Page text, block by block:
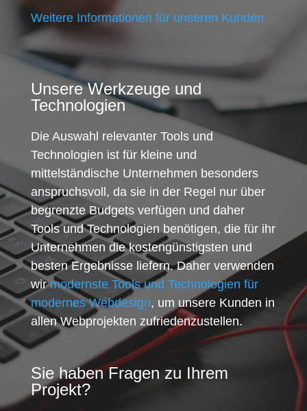
Weitere Informationen für unseren Kunden
Unsere Werkzeuge und
Technologien
Die Auswahl relevanter Tools und
Technologien ist für kleine und
mittelständische Unternehmen besonders
anspruchsvoll, da sie in der Regel nur über
begrenzte Budgets verfügen und daher
Tools und Technologien benötigen, die für ihr
Unternehmen die kostengünstigsten und
besten Ergebnisse liefern. Daher verwenden
wirmodernste Tools und Technologien für
modernes Webdesign, um unsere Kunden in
allen Webprojekten zufriedenzustellen.
Sie haben Fragen zu Ihrem
Projekt?